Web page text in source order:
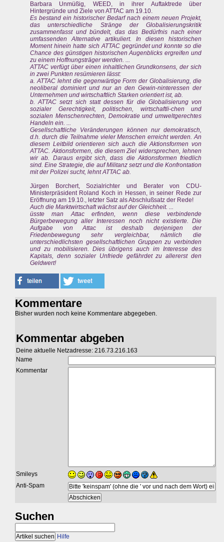
Barbara Unmüßig, WEED, in ihrer Auftaktrede über
Hintergründe und Ziele von ATTAC am 19.10.
Es bestand ein historischer Bedarf nach einem neuen Projekt,
das unterschiedliche Stränge der Globalisierungskritik
zusammenfasst und bündelt, das das Bedürfnis nach einer
umfassenden Alternative artikuliert. In diesen historischen
Moment hinein hatte sich ATTAC gegründet und konnte so die
Chance des günstigen historischen Augenblicks ergreifen und
zu einem Hoffnungsträger werden. ...
ATTAC verfügt über einen inhaltlichen Grundkonsens, der sich
in zwei Punkten resümieren lässt:
a. ATTAC lehnt die gegenwärtige Form der Globalisierung, die
neoliberal dominiert und nur an den Gewin-ninteressen der
Unternehmen und wirtschaftlich Starken orientiert ist, ab.
b. ATTAC setzt sich statt dessen für die Globalisierung von
sozialer Gerechtigkeit, politischen, wirtschaftli-chen und
sozialen Menschenrechten, Demokratie und umweltgerechtes
Handeln ein. ...
Gesellschaftliche Veränderungen können nur demokratisch,
d.h. durch die Teilnahme vieler Menschen erreicht werden. An
diesem Leitbild orientieren sich auch die Aktionsformen von
ATTAC. Aktionsformen, die diesem Ziel widersprechen, lehnen
wir ab. Daraus ergibt sich, dass die Aktionsformen friedlich
sind. Eine Strategie, die auf Militanz setzt und die Konfrontation
mit der Polizei sucht, lehnt ATTAC ab.
Jürgen Borchert, Sozialrichter und Berater von CDU-
Ministerpräsident Roland Koch in Hessen, in seiner Rede zur
Eröffnung am 19.10., letzter Satz als Abschlußsatz der Rede!
Auch die Marktwirtschaft wächst auf der Gleichheit. ...
üsste man Attac erfinden, wenn diese verbindende
Bürgerbewegung aller Interessen noch nicht existierte. Die
Aufgabe von Attac ist deshalb derjenigen der
Friedenbewegung sehr vergleichbar, nämlich die
unterschiedlichsten gesellschaftlichen Gruppen zu verbinden
und zu mobilisieren. Dies übrigens auch im Interesse des
Kapitals, denn sozialer Unfriede gefährdet zu allererst den
Geldwert!
Kommentare
Bisher wurden noch keine Kommentare abgegeben.
Kommentar abgeben
Deine aktuelle Netzadresse: 216.73.216.163
Name
Kommentar
Smileys
Anti-Spam
Suchen
Hilfe